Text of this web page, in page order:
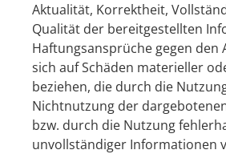
Aktualität, Korrektheit,
Qualität der bereitgestellten
Haftungsansprüche gegen den
sich auf Schäden materieller
beziehen, die durch die
Nichtnutzung der
bzw. durch die Nutzung
unvollständiger Informationen